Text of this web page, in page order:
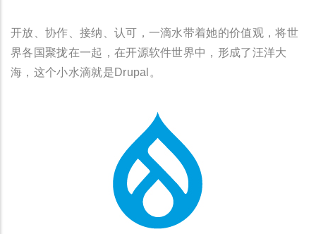
开放、协作、接纳、认可，一滴水带着她的价值观，将世
界各国聚拢在一起，在开源软件世界中，形成了汪洋大
海，这个小水滴就是Drupal。